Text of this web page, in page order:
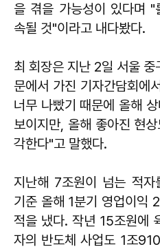
을 겪을 가능성이 있다며 "
속될 것"이라고 내다봤다.
최 회장은 지난 2일 서울 중
문에서 가진 기자간담회에
너무 나빴기 때문에 올해
보이지만, 올해 좋아진 현
각한다"고 말했다.
지난해 7조원이 넘는 적
기준 올해 1분기 영업이익
적을 냈다. 작년 15조원에
자의 반도체 사업도 1조